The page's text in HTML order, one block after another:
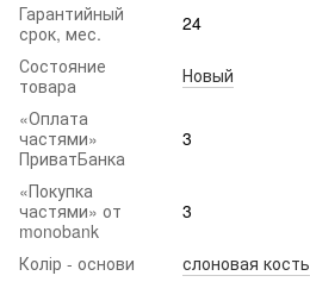
Гарантийный
срок, мес.
24
Состояние
товара
Новый
«Оплата
частями»
ПриватБанка
3
«Покупка
частями» от
monobank
3
Колір - основи
слоновая кость